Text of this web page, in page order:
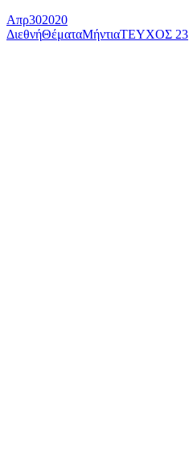
Απρ302020
ΔιεθνήΘέματαΜήντιαΤΕΥΧΟΣ 23